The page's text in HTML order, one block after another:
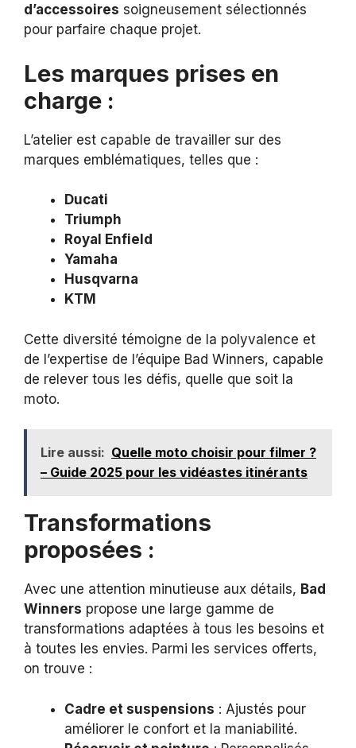
d’accessoires soigneusement sélectionnés
pour parfaire chaque projet.
Les marques prises en
charge :
L’atelier est capable de travailler sur des
marques emblématiques, telles que :
Ducati
Triumph
Royal Enfield
Yamaha
Husqvarna
KTM
Cette diversité témoigne de la polyvalence et
de l’expertise de l’équipe Bad Winners, capable
de relever tous les défis, quelle que soit la
moto.
Lire aussi: Quelle moto choisir pour filmer ?
– Guide 2025 pour les vidéastes itinérants
Transformations
proposées :
Avec une attention minutieuse aux détails, Bad
Winners propose une large gamme de
transformations adaptées à tous les besoins et
à toutes les envies. Parmi les services offerts,
on trouve :
Cadre et suspensions : Ajustés pour
améliorer le confort et la maniabilité.